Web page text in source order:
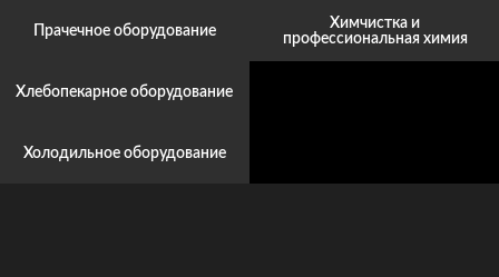
Прачечное оборудование
Хлебопекарное оборудование
Холодильное оборудование
Химчистка и
профессиональная химия